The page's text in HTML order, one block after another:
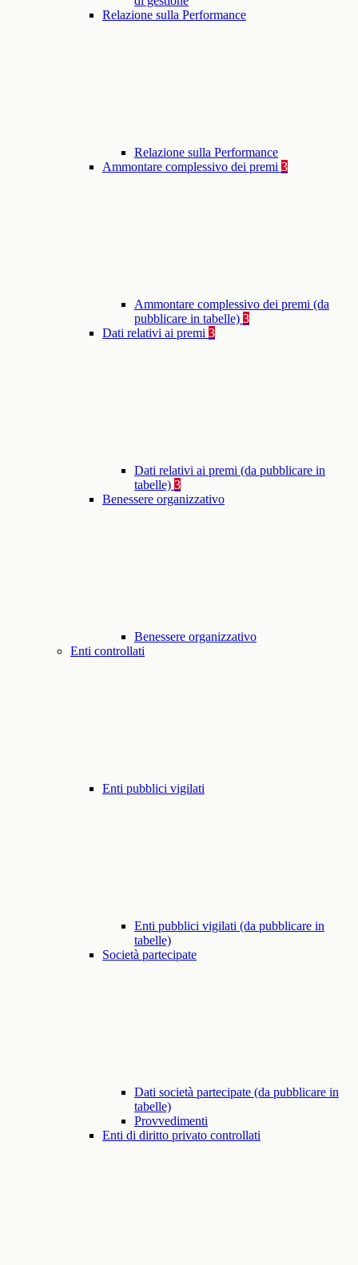
Relazione sulla Performance
Relazione sulla Performance
Ammontare complessivo dei premi 3
Ammontare complessivo dei premi (da
pubblicare in tabelle) 3
Dati relativi ai premi 3
Dati relativi ai premi (da pubblicare in
tabelle) 3
Benessere organizzativo
Benessere organizzativo
Enti controllati
Enti pubblici vigilati
Enti pubblici vigilati (da pubblicare in
tabelle)
Società partecipate
Dati società partecipate (da pubblicare in
tabelle)
Provvedimenti
Enti di diritto privato controllati